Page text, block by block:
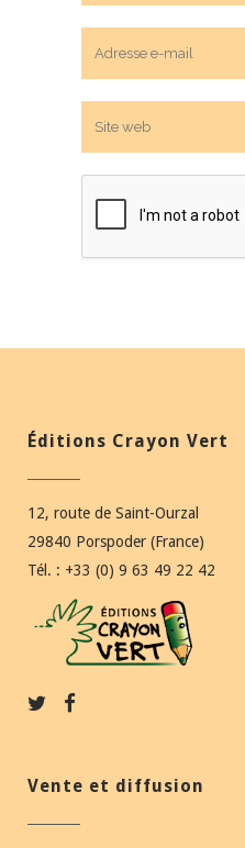
Éditions Crayon Vert
12, route de Saint-Ourzal
29840 Porspoder (France)
Tél. : +33 (0) 9 63 49 22 42
Vente et diffusion